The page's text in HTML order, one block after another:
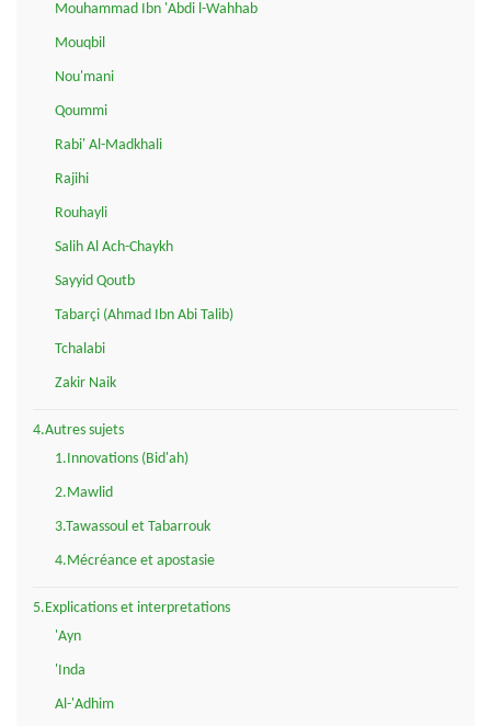
Mouhammad Ibn 'Abdi l-Wahhab
Mouqbil
Nou'mani
Qoummi
Rabi' Al-Madkhali
Rajihi
Rouhayli
Salih Al Ach-Chaykh
Sayyid Qoutb
Tabarçi (Ahmad Ibn Abi Talib)
Tchalabi
Zakir Naik
4.Autres sujets
1.Innovations (Bid'ah)
2.Mawlid
3.Tawassoul et Tabarrouk
4.Mécréance et apostasie
5.Explications et interpretations
'Ayn
'Inda
Al-'Adhim